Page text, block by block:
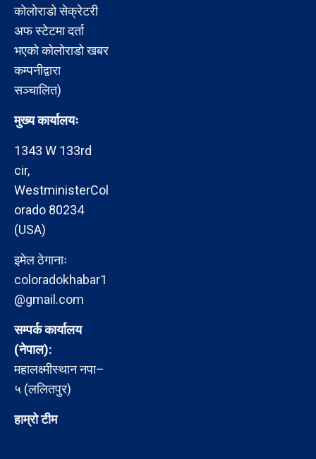
कोलोराडो सेक्रेटरी
अफ स्टेटमा दर्ता
भएको कोलोराडो खबर
कम्पनीद्वारा
सञ्चालित)
मुख्य कार्यालयः
1343 W 133rd
cir,
WestministerCol
orado 80234
(USA)
इमेल ठेगानाः
coloradokhabar1
@gmail.com
सम्पर्क कार्यालय
(नेपाल):
महालक्ष्मीस्थान नपा–
५ (ललितपुर)
हाम्रो टीम